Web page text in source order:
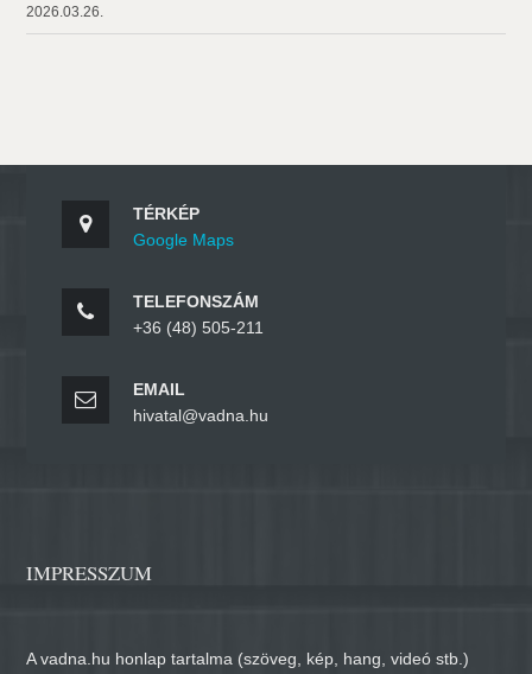
2026.03.26.
TÉRKÉP
Google Maps
TELEFONSZÁM
+36 (48) 505-211
EMAIL
hivatal@vadna.hu
IMPRESSZUM
A vadna.hu honlap tartalma (szöveg, kép, hang, videó stb.)